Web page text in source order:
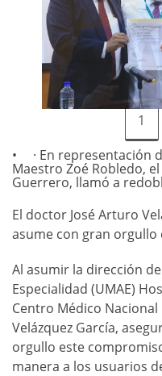
1
· En representación
Maestro Zoé Robledo,
Guerrero, llamó a
El doctor José Arturo
asume con gran orgullo
Al asumir la dirección
Especialidad (UMAE)
Centro Médico Nacional
Velázquez García,
orgullo este
manera a los usuarios